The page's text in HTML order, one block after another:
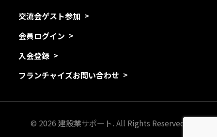
交流会ゲスト参加
会員ログイン
入会登録
フランチャイズお問い合わせ
© 2026 建設業サポート. All Rights Reserved.